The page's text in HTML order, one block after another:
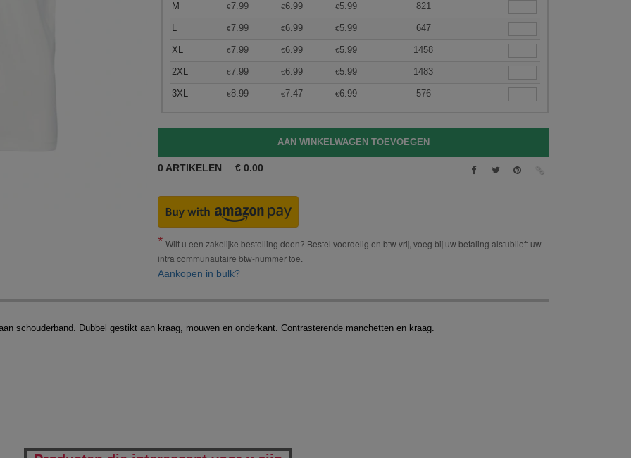
M €7.99 €6.99 €5.99 821
L €7.99 €6.99 €5.99 647
XL €7.99 €6.99 €5.99 1458
2XL €7.99 €6.99 €5.99 1483
3XL €8.99 €7.47 €6.99 576
0 ARTIKELEN € 0.00
Wilt u een zakelijke bestelling doen? Bestel voordelig en btw vrij, voeg bij uw betaling alstublieft uw
intra communautaire btw-nummer toe.
Aankopen in bulk?
schouderband. Dubbel gestikt aan kraag, mouwen en onderkant. Contrasterende manchetten en kraag.